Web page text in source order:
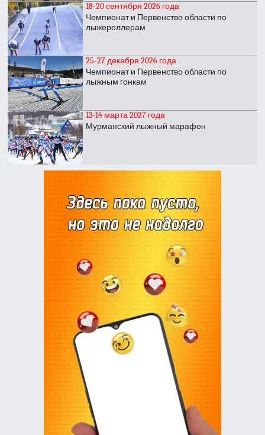
18-20 сентября 2026 года
Чемпионат и Первенство области по
лыжероллерам
25-27 декабря 2026 года
Чемпионат и Первенство области по
лыжным гонкам
13-14 марта 2027 года
Мурманский лыжный марафон